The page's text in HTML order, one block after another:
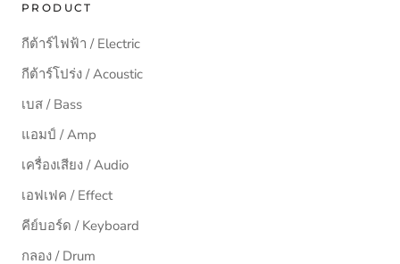
PRODUCT
กีต้าร์ไฟฟ้า / Electric
กีต้าร์โปร่ง / Acoustic
เบส / Bass
แอมป์ / Amp
เครื่องเสียง / Audio
เอฟเฟค / Effect
คีย์บอร์ด / Keyboard
กลอง / Drum